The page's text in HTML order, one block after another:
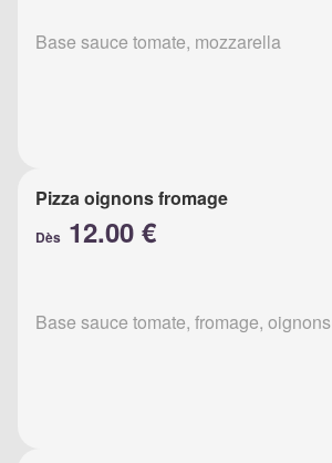
Base sauce tomate, mozzarella
Pizza oignons fromage
Dès 12.00 €
Base sauce tomate, fromage, oignons